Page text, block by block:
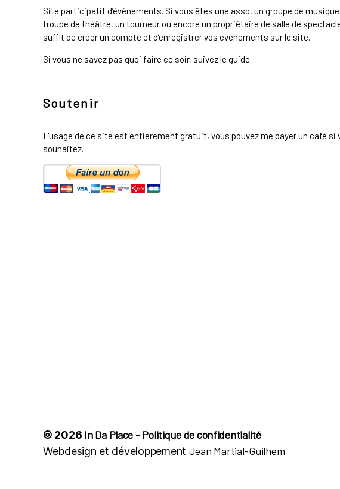
Site participatif d’événements. Si vous êtes une asso, un groupe de
troupe de théâtre, un tourneur ou encore un propriétaire de salle de
suffit de créer un compte et d’enregistrer vos événements sur le site.
Si vous ne savez pas quoi faire ce soir, suivez le guide.
Soutenir
L'usage de ce site est entièrement gratuit, vous pouvez me payer un café si
souhaitez.
© 2026 In Da Place - Politique de confidentialité
Webdesign et développement Jean Martial-Guilhem